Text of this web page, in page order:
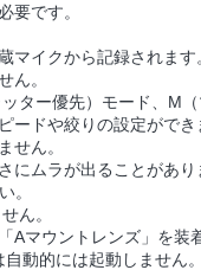
要です。
マイクから記録されます
ん。
ター優先）モード、M
ードや絞りの設定ができ
せん。
にムラが出ることがあ
。
ん。
Aマウントレンズ」を装
動的には起動しません